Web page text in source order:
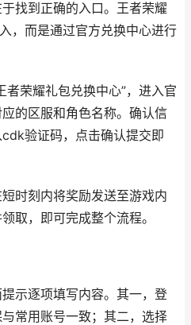
找到正确的入口。王者荣耀
，而是通过官方兑换中心进行
者荣耀礼包兑换中心”，进入官
的区服和角色名称。确认信
验证码，点击确认提交即
时刻内将奖励发送至游戏内
取，即可完成整个流程。
示逐项填写内容。其一，登
常用账号一致；其二，选择